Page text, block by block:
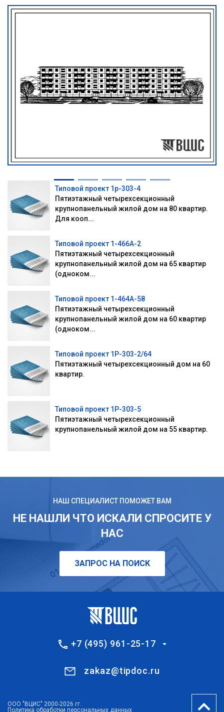
Типовой проект 1р-303-4
Пятиэтажный четырехсекционный
крупнопанельный жилой дом на 80 квартир.
Для кооп...
Типовой проект 1-466А-2
Пятиэтажный четырехсекционный
крупнопанельный жилой дом на 65 квартир
(одноком...
Типовой проект 1-464А-58
Пятиэтажный четырехсекционный
крупнопанельный жилой дом на 60 квартир
(одноком...
Типовой проект 1Р-303-2/64
Пятиэтажный четырехсекционный дом на 60
квартир.
Типовой проект 1Р-303-5
Пятиэтажный четырехсекционный
крупнопанельный жилой дом на 55 квартир.
НАШ СПЕЦИАЛИСТ ПОМОЖЕТ ВАМ
НЕ НАШЛИ ЧТО ИСКАЛИ СПРОСИТЕ У
НАС
ЗАПРОС НА ПОИСК
+7 (495) 961-25-17
zakaz@tipdoc.ru
ООО "ВЦИС" 2000-2026 гг.
Политика обработки персональных данных